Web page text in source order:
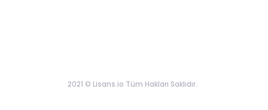
2021 © Lisans.io Tüm Hakları Saklıdır.